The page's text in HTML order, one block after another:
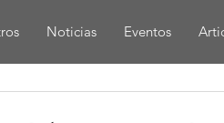
Noticias Eventos